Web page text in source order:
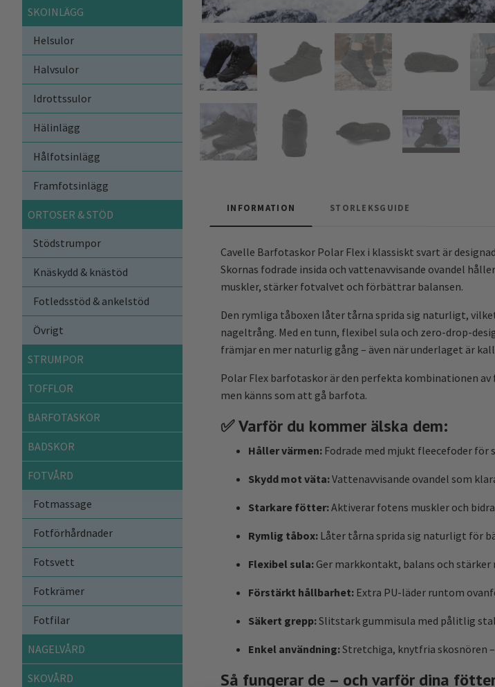
SKOINLÄGG
Helsulor
Halvsulor
Idrottssulor
Hälinlägg
Hålfotsinlägg
Framfotsinlägg
ORTOSER & STÖD
Stödstrumpor
Knäskydd & knästöd
Fotledsstöd & ankelstöd
Övrigt
STRUMPOR
TOFFLOR
BARFOTASKOR
BADSKOR
FOTVÅRD
Fotmassage
Fotförhårdnader
Fotsvett
Fotkrämer
Fotfilar
NAGELVÅRD
SKOVÅRD
INFORMATION STORLEKSGUIDE
Cavelle Barfotaskor Polar Flex i klassiskt svart är
Skornas fodrade insida och vattenavvisande ovandel
muskler, stärker fotvalvet och förbättrar balansen.
Den rymliga tåboxen låter tårna sprida sig naturligt,
nageltrång. Med en tunn, flexibel sula och zero-drop-
främjar en mer naturlig gång – även när underlaget är
Polar Flex barfotaskor är den perfekta kombinationen
men känns som att gå barfota.
✅Varför du kommer älska dem:
Håller värmen: Fodrade med mjukt fleecefoder för
Skydd mot väta:Vattenavvisande ovandel som
Starkare fötter:Aktiverar fotens muskler och
Rymlig tåbox: Låter tårna sprida sig naturligt för
Flexibel sula: Ger markkontakt, balans och stärker
Förstärkt hållbarhet: Extra PU-läder runtom
Säkert grepp:Slitstark gummisula med pålitlig
Enkel användning:Stretchiga, knytfria skosnören
Så fungerar de – och varför dina